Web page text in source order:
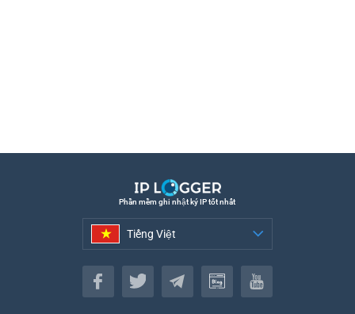
Phần mềm ghi nhật ký IP tốt nhất
Tiếng Việt
Tiếng Việt